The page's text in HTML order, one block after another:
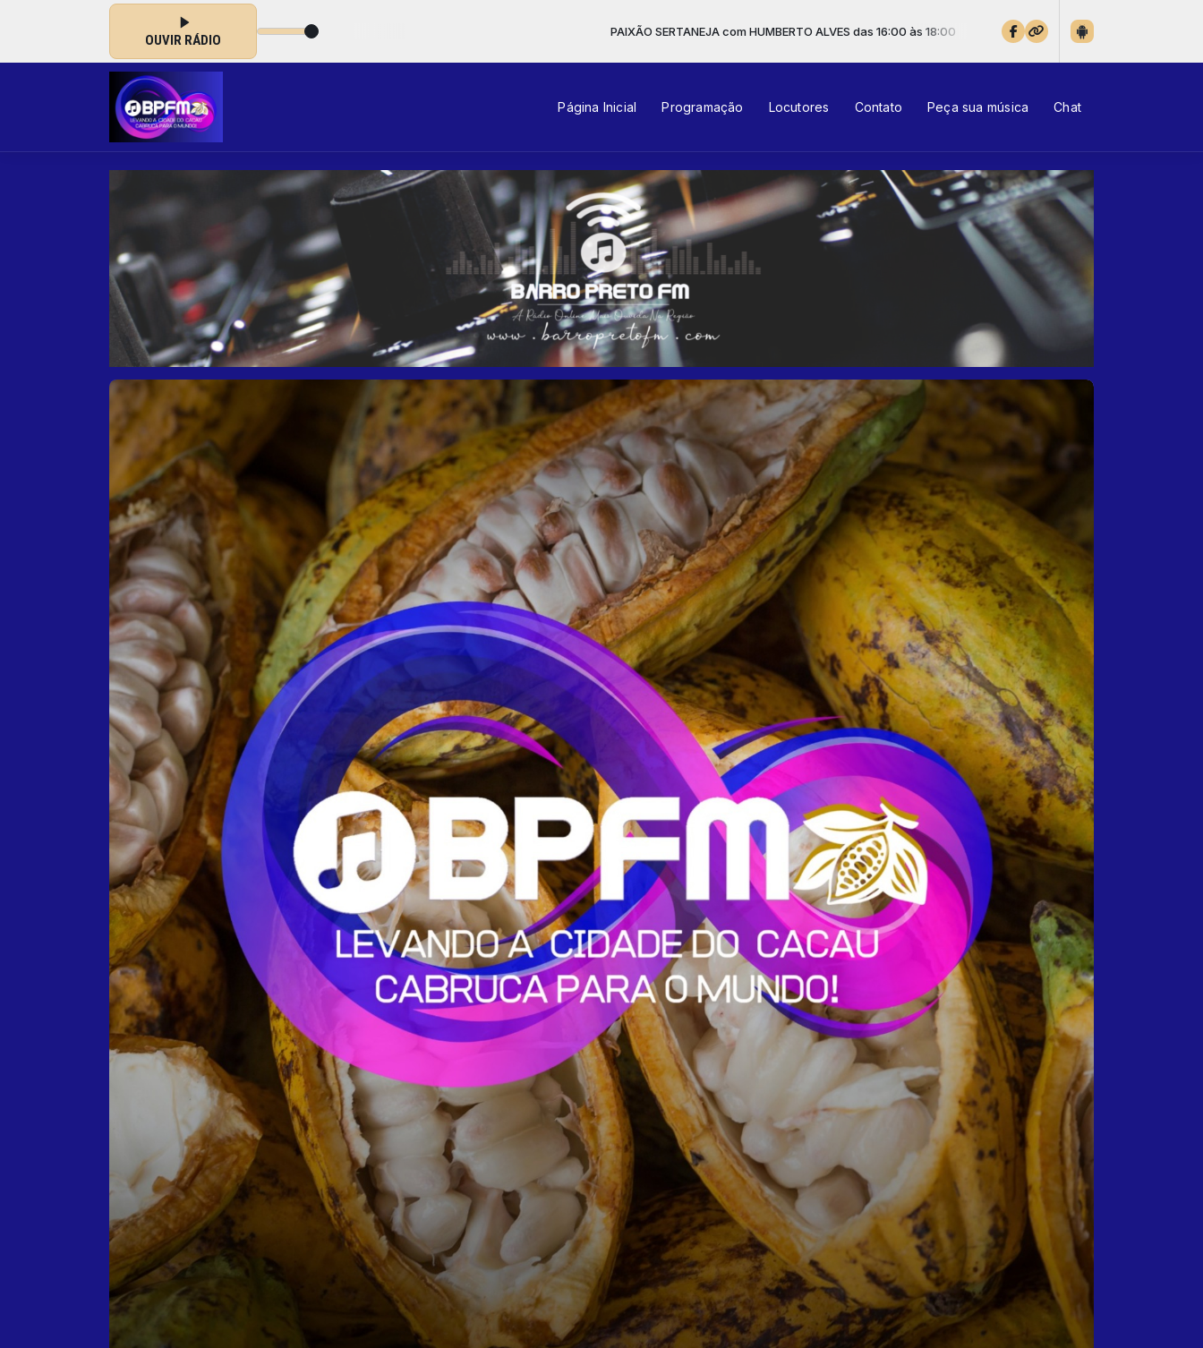
OUVIR RÁDIO
PAIXÃO SERTANEJA com HUMBERTO ALVES das 16:00 às 18:00
Página Inicial Programação Locutores Contato Peça sua música Chat